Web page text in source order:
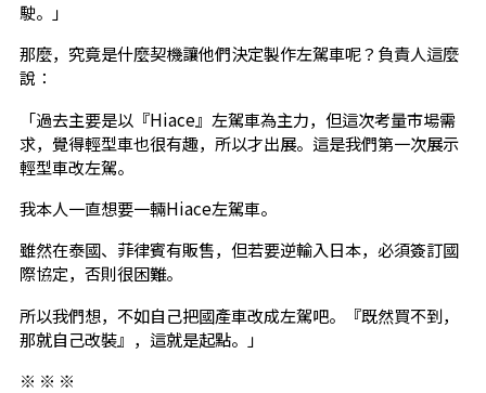
駛。」
那麼，究竟是什麼契機讓他們決定製作左駕車呢？負責人這麼
說：
「過去主要是以『Hiace』左駕車為主力，但這次考量市場需
求，覺得輕型車也很有趣，所以才出展。這是我們第一次展示
輕型車改左駕。
我本人一直想要一輛Hiace左駕車。
雖然在泰國、菲律賓有販售，但若要逆輸入日本，必須簽訂國
際協定，否則很困難。
所以我們想，不如自己把國產車改成左駕吧。『既然買不到，
那就自己改裝』，這就是起點。」
※ ※ ※